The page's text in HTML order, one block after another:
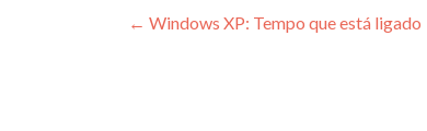
Navegação
← Windows XP: Tempo que está ligado